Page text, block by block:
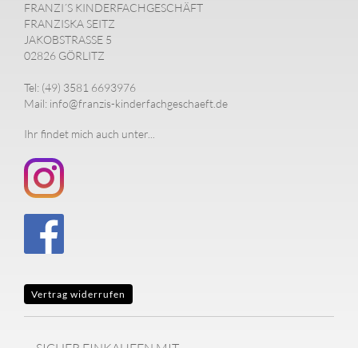
FRANZI´S KINDERFACHGESCHÄFT
FRANZISKA SEITZ
JAKOBSTRASSE 5
02826 GÖRLITZ
Tel: (49) 3581 6693976
Mail: info@franzis-kinderfachgeschaeft.de
Ihr findet mich auch unter...
Vertrag widerrufen